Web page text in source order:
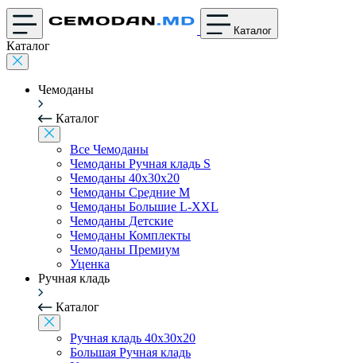
Каталог
Каталог
Чемоданы
Каталог
Все Чемоданы
Чемоданы Ручная кладь S
Чемоданы 40x30x20
Чемоданы Средние M
Чемоданы Большие L-XXL
Чемоданы Детские
Чемоданы Комплекты
Чемоданы Премиум
Уценка
Ручная кладь
Каталог
Ручная кладь 40x30x20
Большая Ручная кладь